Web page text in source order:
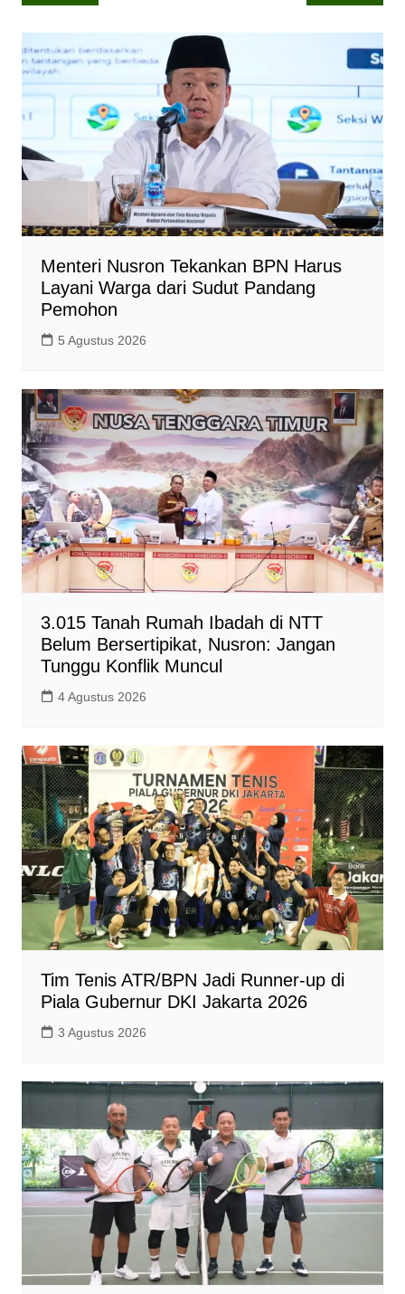
A
p
p
o
o
k
i
n
k
pos
Menteri Nusron Tekankan BPN Harus
Layani Warga dari Sudut Pandang
Pemohon
5 Agustus 2026
3.015 Tanah Rumah Ibadah di NTT
Belum Bersertipikat, Nusron: Jangan
Tunggu Konflik Muncul
4 Agustus 2026
Tim Tenis ATR/BPN Jadi Runner-up di
Piala Gubernur DKI Jakarta 2026
3 Agustus 2026